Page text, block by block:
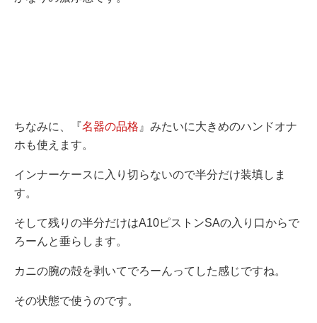
ちなみに、『名器の品格 』みたいに大きめのハンドオナ
ホも使えます。
インナーケースに入り切らないので半分だけ装填しま
す。
そして残りの半分だけはA10ピストンSAの入り口からで
ろーんと垂らします。
カニの腕の殻を剥いてでろーんってした感じですね。
その状態で使うのです。